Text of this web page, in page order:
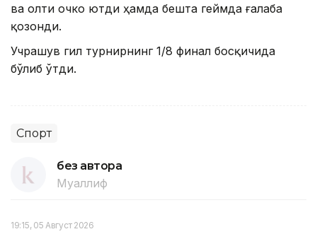
ва олти очко ютди ҳамда бешта геймда ғалаба
қозонди.
Учрашув гил турнирнинг 1/8 финал босқичида
бўлиб ўтди.
Спорт
без автора
Муаллиф
19:15, 05 Август 2026